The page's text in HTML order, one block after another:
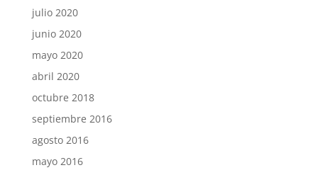
julio 2020
junio 2020
mayo 2020
abril 2020
octubre 2018
septiembre 2016
agosto 2016
mayo 2016